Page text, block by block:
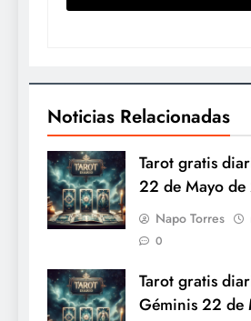
Noticias Relacionadas
Tarot gratis
22 de Mayo
Napo Torres
0
Tarot gratis
Géminis 22 de